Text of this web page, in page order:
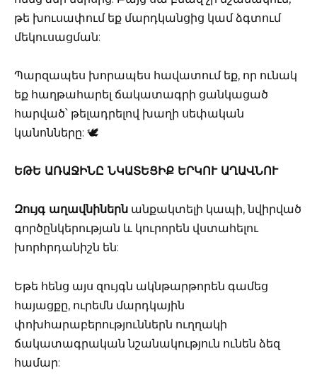
թե խուսափում եք մարդկանցից կամ ձգտում
մեկուսացման:
Պարզապես խորապես հավատում եք, որ ունակ
եք հաղթահարել ճակատագրի ցանկացած
հարված՝ թելադրելով խաղի սեփական
կանոնները: 🕊️
ԵԹԵ ԱՌԱՋԻՆԸ ՆԿԱՏԵՑԻՔ ԵՐԿՈՒ ԱՂԱՎՆՈՒ
Զույգ աղավնիներն անքակտելի կապի, նվիրված
գործընկերության և կուրորեն վստահելու
խորհրդանիշն են:
Եթե հենց այս զույգն ակնթարթորեն գամեց
հայացքը, ուրեմն մարդկային
փոխհարաբերություններն ուղղակի
ճակատագրական նշանակություն ունեն ձեզ
համար: